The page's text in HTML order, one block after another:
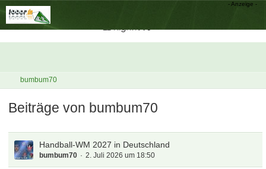
bumbum70
Beiträge von bumbum70
Handball-WM 2027 in Deutschland
bumbum70 2. Juli 2026 um 18:50